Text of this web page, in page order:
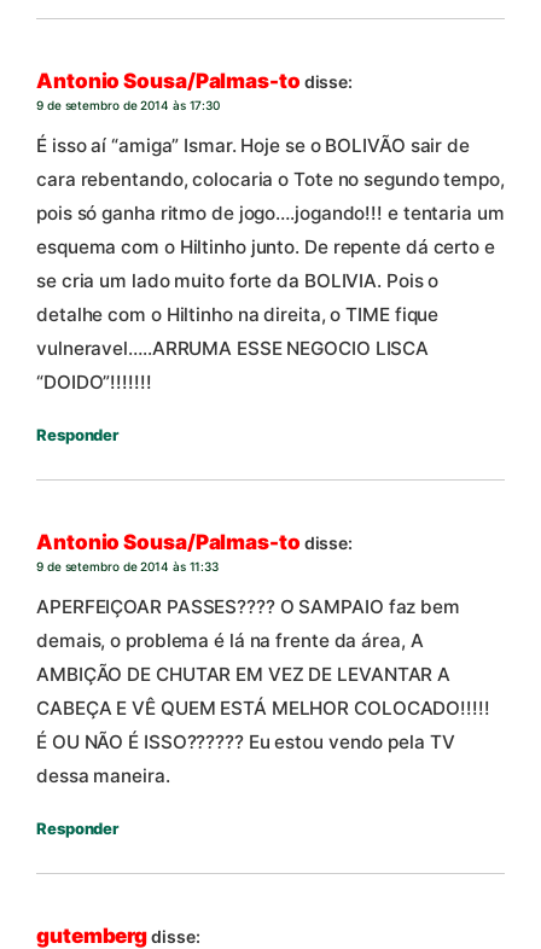
Antonio Sousa/Palmas-to disse:
9 de setembro de 2014 às 17:30
É isso aí “amiga” Ismar. Hoje se o BOLIVÃO sair de
cara rebentando, colocaria o Tote no segundo tempo,
pois só ganha ritmo de jogo….jogando!!! e tentaria um
esquema com o Hiltinho junto. De repente dá certo e
se cria um lado muito forte da BOLIVIA. Pois o
detalhe com o Hiltinho na direita, o TIME fique
vulneravel…..ARRUMA ESSE NEGOCIO LISCA
“DOIDO”!!!!!!!
Responder
Antonio Sousa/Palmas-to disse:
9 de setembro de 2014 às 11:33
APERFEIÇOAR PASSES???? O SAMPAIO faz bem
demais, o problema é lá na frente da área, A
AMBIÇÃO DE CHUTAR EM VEZ DE LEVANTAR A
CABEÇA E VÊ QUEM ESTÁ MELHOR COLOCADO!!!!!
É OU NÃO É ISSO?????? Eu estou vendo pela TV
dessa maneira.
Responder
gutembergdisse: